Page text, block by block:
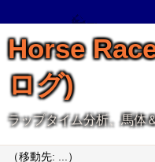
Horse
ログ)
ラップタイム分析、馬体